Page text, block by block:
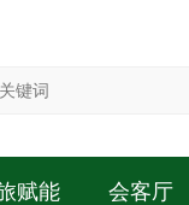
赋能 会客厅